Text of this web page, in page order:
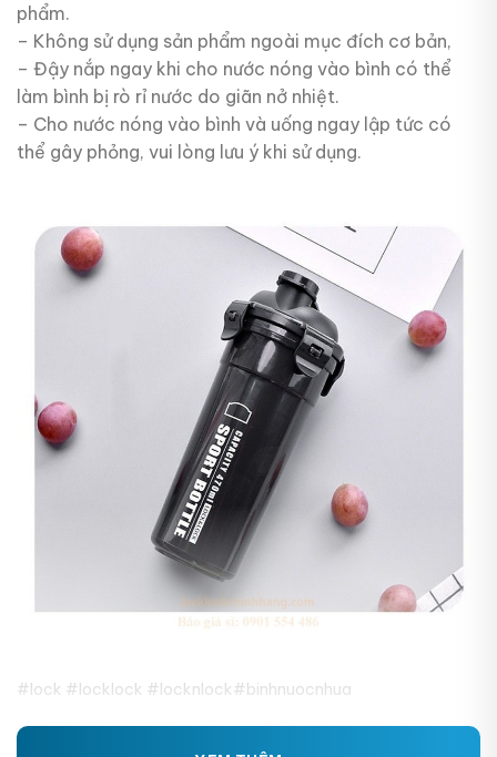
phẩm.
– Không sử dụng sản phẩm ngoài mục đích cơ bản,
– Đậy nắp ngay khi cho nước nóng vào bình có thể
làm bình bị rò rỉ nước do giãn nở nhiệt.
– Cho nước nóng vào bình và uống ngay lập tức có
thể gây phỏng, vui lòng lưu ý khi sử dụng.
#lock #locklock #locknlock#binhnuocnhua